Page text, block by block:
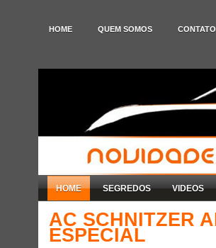
HOME QUEM SOMOS CONTATO
HOME SEGREDOS VIDEOS
AC SCHNITZER
ESPECIAL